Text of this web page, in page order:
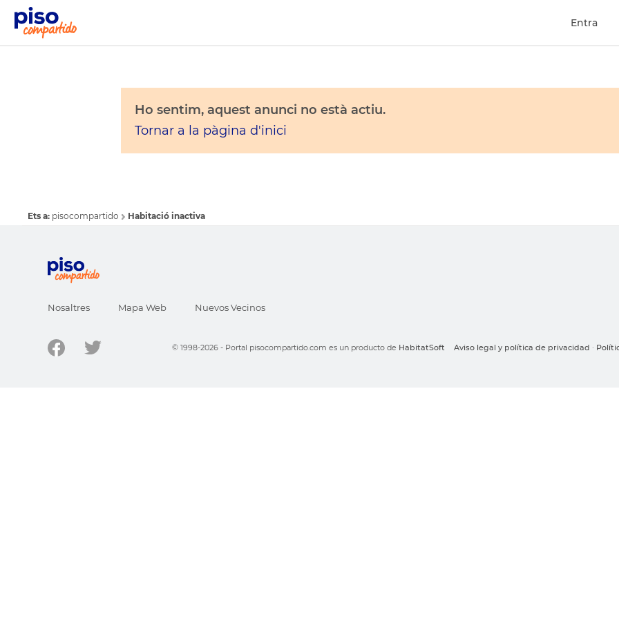
Entra
Ho sentim, aquest anunci no està actiu.
Tornar a la pàgina d'inici
Ets a: pisocompartido Habitació inactiva
Nosaltres Mapa Web Nuevos Vecinos
© 1998-2026 - Portal pisocompartido.com es un producto de HabitatSoft Aviso legal y política de privacidad ·